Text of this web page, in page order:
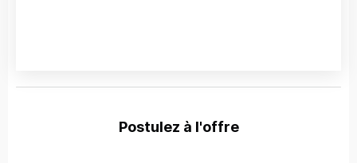
Postulez à l'offre